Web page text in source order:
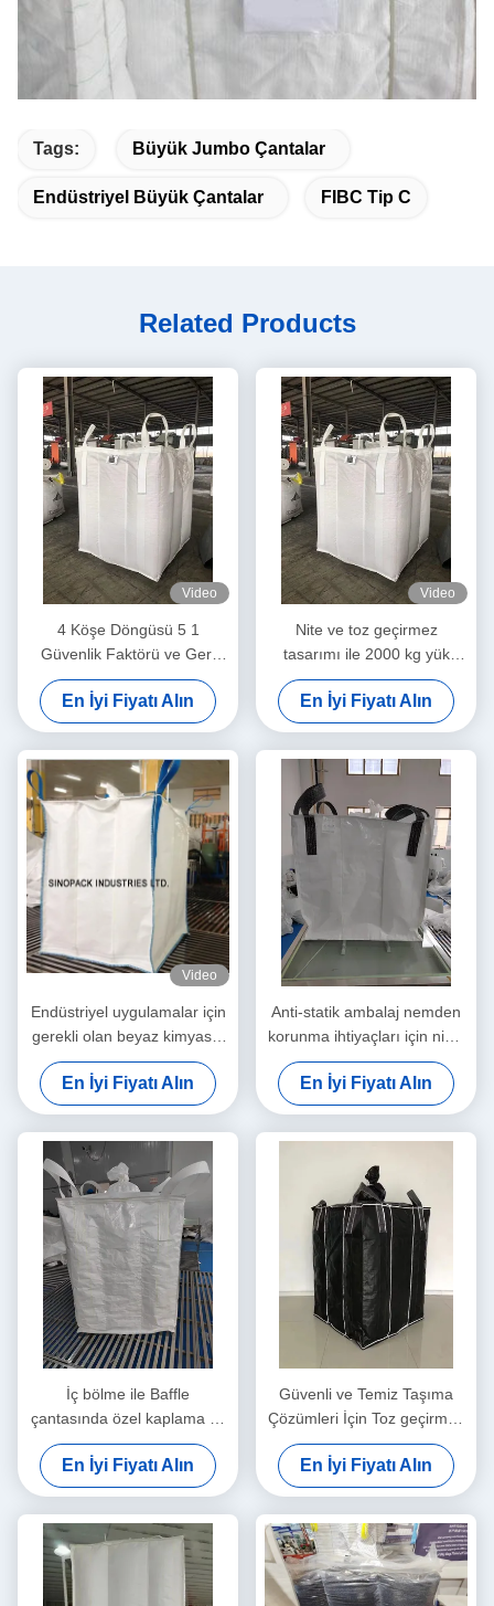
Tags: Büyük Jumbo Çantalar
Endüstriyel Büyük Çantalar FIBC Tip C
Related Products
Video
4 Köşe Döngüsü 5 1
Güvenlik Faktörü ve Geri
Dönüştürülebilir Malzeme ile
Baffle Torba
En İyi Fiyatı Alın
Video
Nite ve toz geçirmez
tasarımı ile 2000 kg yük
kapasitesine kadar bir baffle
çantası
En İyi Fiyatı Alın
Video
Endüstriyel uygulamalar için
gerekli olan beyaz kimyasal
zincir döngüsü 12'
uzunluğunda
En İyi Fiyatı Alın
Anti-statik ambalaj nemden
korunma ihtiyaçları için nihai
çözüm
En İyi Fiyatı Alın
İç bölme ile Baffle
çantasında özel kaplama ve
anti-statik yetenek
En İyi Fiyatı Alın
Güvenli ve Temiz Taşıma
Çözümleri İçin Toz geçirmez
FIBC Polipropilen
En İyi Fiyatı Alın